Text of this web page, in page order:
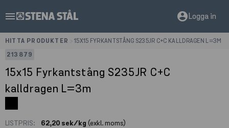
menu account_circleLogga in
HITTA PRODUKTER
15X15 FYRKANTSTÅNG S235JR C+C KALLDRAGEN L=3M
213879
15x15 Fyrkantstång S235JR C+C
kalldragen L=3m
LISTPRIS: 62,20 sek/kg (exkl. moms)